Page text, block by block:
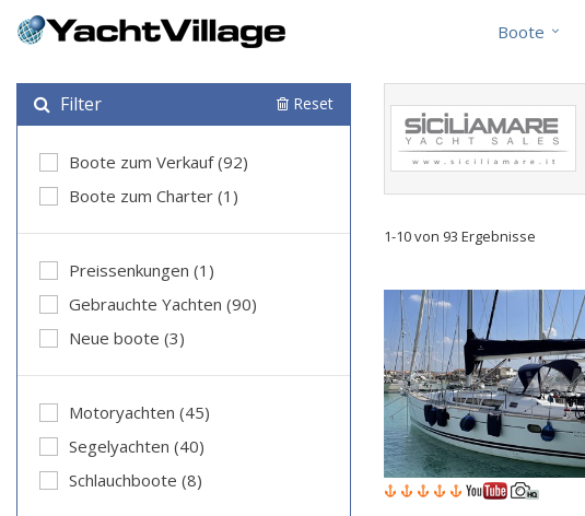
Boote
Filter Reset
Boote zum Verkauf (92)
Boote zum Charter (1)
Preissenkungen (1)
Gebrauchte Yachten (90)
Neue boote (3)
Motoryachten (45)
Segelyachten (40)
Schlauchboote (8)
1-10 von 93 Ergebnisse